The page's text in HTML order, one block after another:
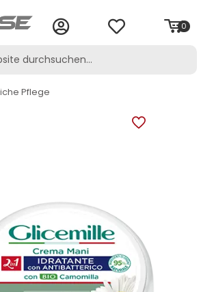
0
Pflege